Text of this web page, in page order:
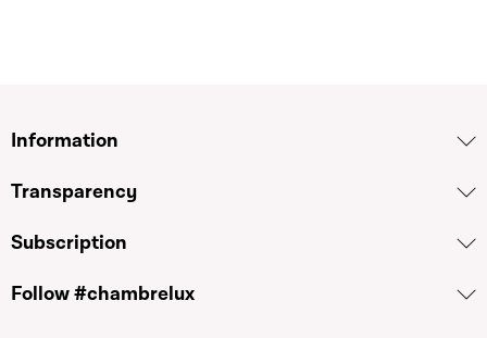
Information
Transparency
Subscription
Follow #chambrelux